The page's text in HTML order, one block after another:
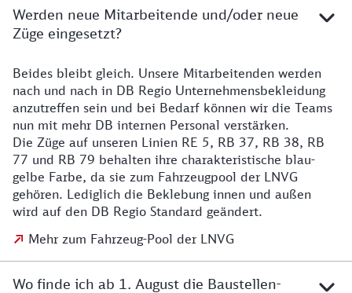
Werden neue Mitarbeitende und/oder neue
Züge eingesetzt?
Details zu den Mitarbeitenden
Beides bleibt gleich. Unsere Mitarbeitenden werden
nach und nach in DB Regio Unternehmensbekleidung
anzutreffen sein und bei Bedarf können wir die Teams
nun mit mehr DB internen Personal verstärken.
Die Züge auf unseren Linien RE 5, RB 37, RB 38, RB
77 und RB 79 behalten ihre charakteristische blau-
gelbe Farbe, da sie zum Fahrzeugpool der LNVG
gehören. Lediglich die Beklebung innen und außen
wird auf den DB Regio Standard geändert.
Mehr zum Fahrzeug-Pool der LNVG
Wo finde ich ab 1. August die Baustellen-